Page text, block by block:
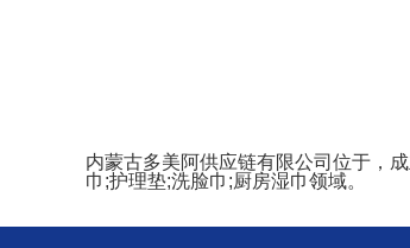
内蒙古多美阿供应链有限公司位于，
巾;护理垫;洗脸巾;厨房湿巾领域。